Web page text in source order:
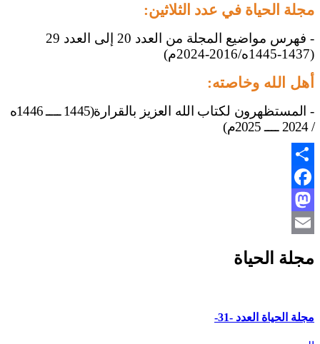
مجلة الحياة في عدد الثلاثين:
- فهرس مواضيع المجلة من العدد 20 إلى العدد 29
(1437-1445ه/2016-2024م)
أهل الله وخاصته:
- المستظهرون لكتاب الله العزيز بالقرارة
(1445 ــــ 1446ه
/ 2024 ــــ 2025م)
Share
Facebook
Mastodon
مجلة الحياة
مجلة الحياة العدد -31-